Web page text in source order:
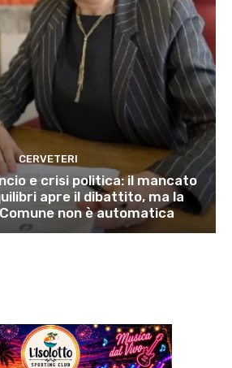
CERVETERI
e crisi politica: il mancato
apre il dibattito, ma la
non è automatica